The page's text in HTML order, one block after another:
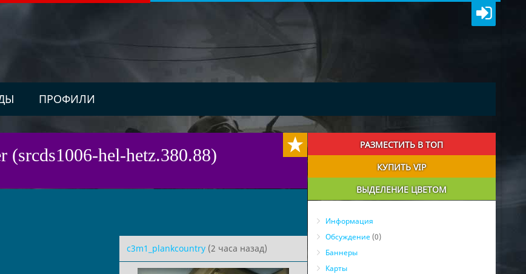
ПРОФИЛИ
(srcds1006-hel-hetz.380.88)
c3m1_plankcountry(2 часа назад)
РАЗМЕСТИТЬ В ТОП
КУПИТЬ VIP
ВЫДЕЛЕНИЕ ЦВЕТОМ
Информация
Обсуждение(0)
Баннеры
Карты